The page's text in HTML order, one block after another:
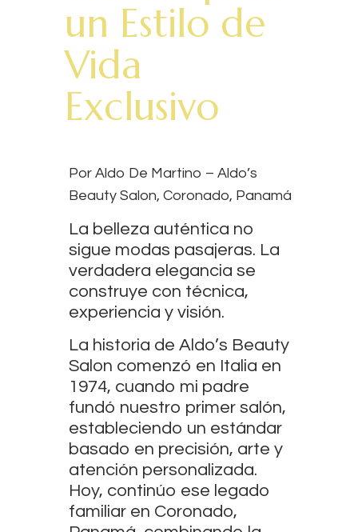
un Estilo de
Vida
Exclusivo
Por Aldo De Martino – Aldo’s
Beauty Salon, Coronado, Panamá
La belleza auténtica no
sigue modas pasajeras. La
verdadera elegancia se
construye con técnica,
experiencia y visión.
La historia de Aldo’s Beauty
Salon comenzó en Italia en
1974, cuando mi padre
fundó nuestro primer salón,
estableciendo un estándar
basado en precisión, arte y
atención personalizada.
Hoy, continúo ese legado
familiar en Coronado,